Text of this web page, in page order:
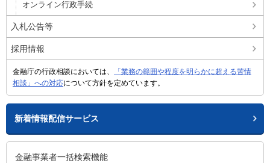
オンライン行政手続
入札公告等
採用情報
金融庁の行政相談においては、
「業務の範囲や程度を明らかに超える苦情
相談」への対応について方針を定めています。
新着情報配信サービス
金融事業者一括検索機能